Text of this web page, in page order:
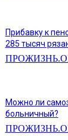
Прибавку к
285 тысяч
Можно ли
больничный?